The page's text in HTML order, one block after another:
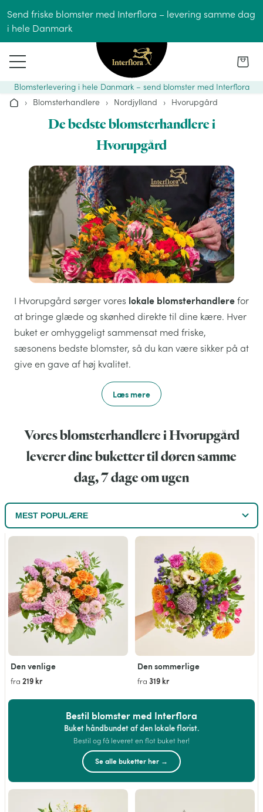
Send friske blomster med Interflora – levering samme dag
i hele Danmark
Blomsterlevering i hele Danmark – send blomster med Interflora
Hjem› Blomsterhandlere › Nordjylland › Hvorupgård
De bedste blomsterhandlere i
Hvorupgård
I Hvorupgård sørger vores lokale blomsterhandlere for
at bringe glæde og skønhed direkte til dine kære. Hver
buket er omhyggeligt sammensat med friske,
sæsonens bedste blomster, så du kan være sikker på at
give en gave af høj kvalitet.
Læs mere
Vores blomsterhandlere i Hvorupgård
leverer dine buketter til døren samme
dag, 7 dage om ugen
Den venlige
fra 219 kr
Den sommerlige
fra 319 kr
Bestil blomster med Interflora
Buket håndbundet af den lokale florist.
Bestil og få leveret en flot buket her!
Se alle buketter her →